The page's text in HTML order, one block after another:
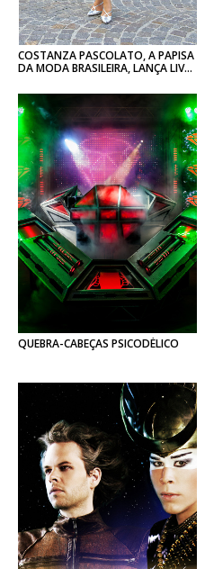
COSTANZA PASCOLATO, A PAPISA
DA MODA BRASILEIRA, LANÇA LIVRO DE MODA
QUEBRA-CABEÇAS PSICODÉLICO